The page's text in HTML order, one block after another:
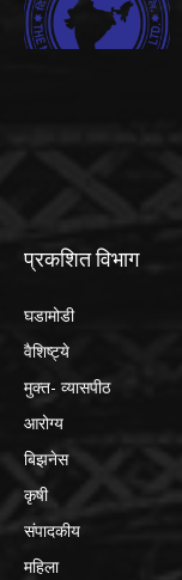
प्रकशित विभाग
घडामोडी
वैशिष्ट्ये
मुक्त- व्यासपीठ
आरोग्य
बिझनेस
कृषी
संपादकीय
महिला